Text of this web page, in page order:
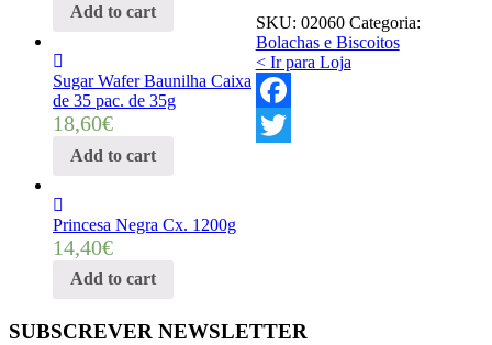
SKU: 02060 Categoria:
Bolachas e Biscoitos
< Ir para Loja
Facebook
Add to cart
Sugar Wafer Baunilha Caixa
de 35 pac. de 35g
18,60€
Add to cart
Princesa Negra Cx. 1200g
14,40€
Add to cart
SUBSCREVER NEWSLETTER